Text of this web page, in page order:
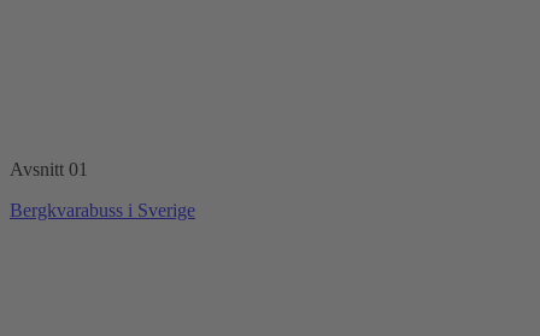
Avsnitt 01
Bergkvarabuss i Sverige